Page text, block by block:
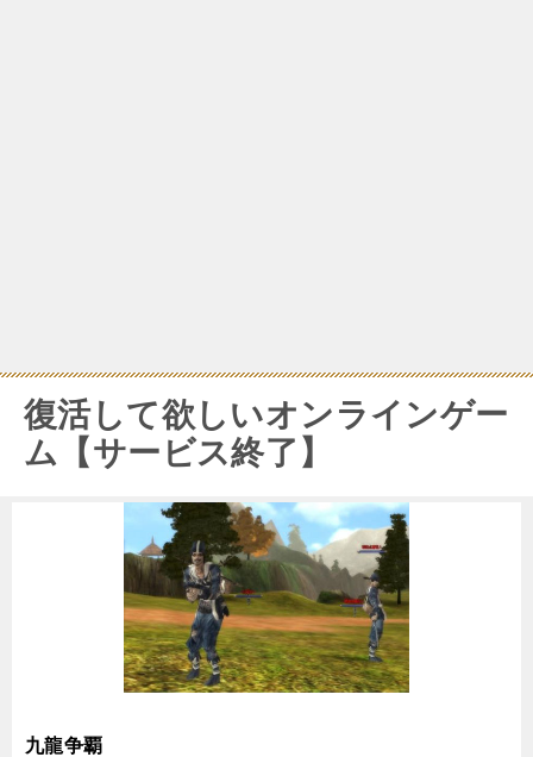
復活して欲しいオンラインゲー
ム【サービス終了】
九龍争覇